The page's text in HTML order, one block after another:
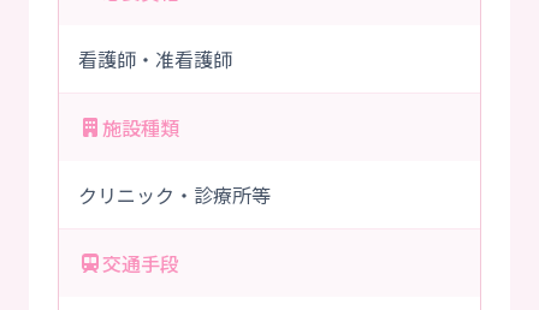
看護師・准看護師
施設種類
クリニック・診療所等
交通手段